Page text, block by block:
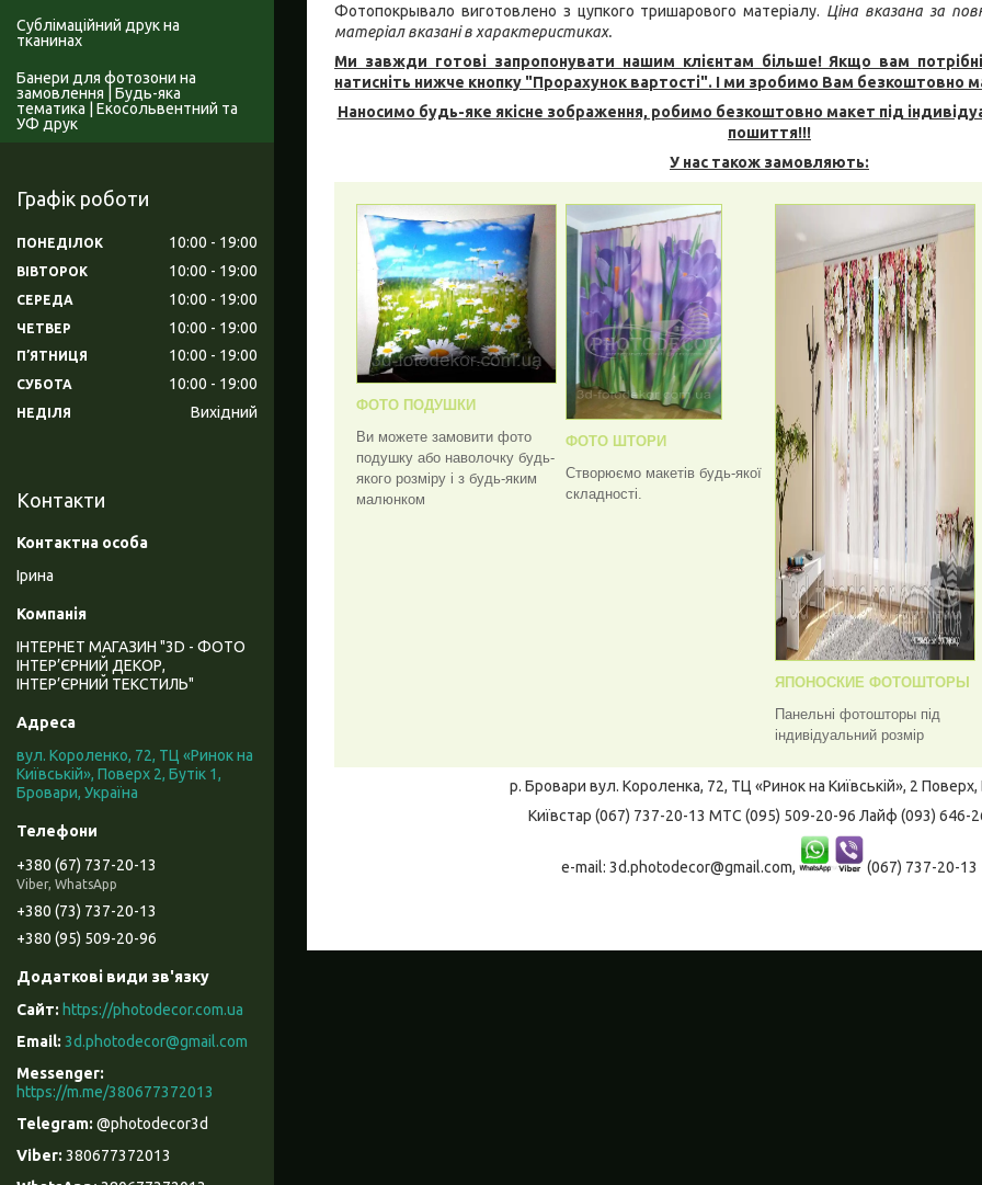
Фотопокрывало виготовлено з цупкого тришарового матеріалу. Ціна вказана за
матеріал вказані в характеристиках.
Ми завжди готові запропонувати нашим клієнтам більше! Якщо вам
натисніть нижче кнопку "Прорахунок вартості". І ми зробимо Вам безкоштовно
Наносимо будь-яке якісне зображення, робимо безкоштовно макет під
пошиття!!!
У нас також замовляють:
ФОТО ПОДУШКИ
Ви можете замовити фото
подушку або наволочку будь-
якого розміру і з будь-яким
малюнком
ФОТО ШТОРИ
Створюємо макетів будь-якої
складності.
ЯПОНОСКИЕ ФОТОШТОРЫ
Панельні фотошторы під
індивідуальний розмір
р. Бровари вул. Короленка, 72, ТЦ «Ринок на Київській», 2 Поверх,
Київстар (067) 737-20-13 МТС (095) 509-20-96 Лайф (093) 646-
e-mail: 3d.photodecor@gmail.com, (067) 737-20-13
Сублімаційний друк на
тканинах
Банери для фотозони на
замовлення | Будь-яка
тематика | Екосольвентний та
УФ друк
Графік роботи
ПОНЕДІЛОК 10:00 19:00
ВІВТОРОК 10:00 19:00
СЕРЕДА 10:00 19:00
ЧЕТВЕР 10:00 19:00
ПʼЯТНИЦЯ 10:00 19:00
СУБОТА 10:00 19:00
НЕДІЛЯ Вихідний
Контакти
Ірина
ІНТЕРНЕТ МАГАЗИН "3D - ФОТО
ІНТЕР’ЄРНИЙ ДЕКОР,
ІНТЕР’ЄРНИЙ ТЕКСТИЛЬ"
вул. Короленко, 72, ТЦ «Ринок на
Київській», Поверх 2, Бутік 1,
Бровари, Україна
+380 (67) 737-20-13
Viber, WhatsApp
+380 (73) 737-20-13
+380 (95) 509-20-96
https://photodecor.com.ua
3d.photodecor@gmail.com
https://m.me/380677372013
@photodecor3d
380677372013